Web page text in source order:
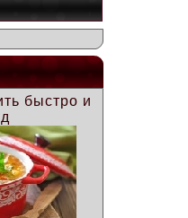
быстро и